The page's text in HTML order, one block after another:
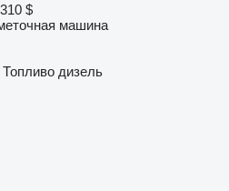
$
машина
Топливо дизель